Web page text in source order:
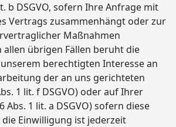
b DSGVO, sofern Ihre Anfrage mit
Vertrags zusammenhängt oder zur
Maßnahmen
übrigen Fällen beruht die
berechtigten Interesse an
der an uns gerichteten
1 lit. f DSGVO) oder auf Ihrer
Abs. 1 lit. a DSGVO) sofern diese
Einwilligung ist jederzeit